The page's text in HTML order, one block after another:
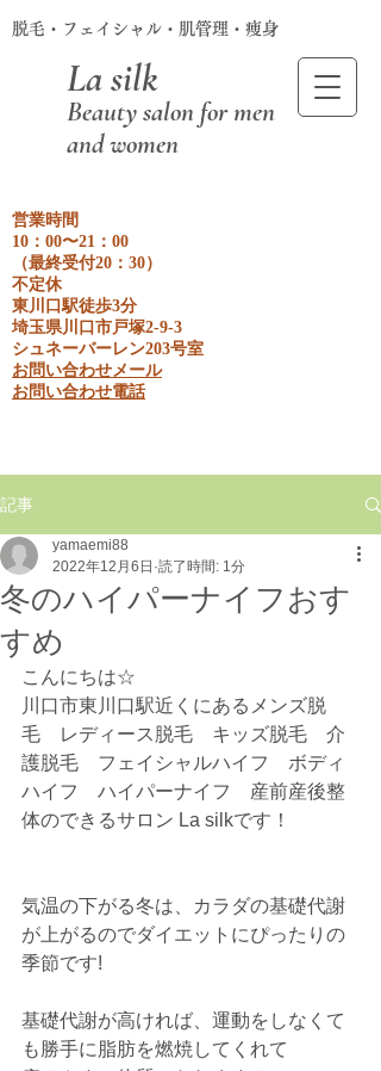
脱毛・フェイシャル・肌管理・痩身
La silk
Beauty salon for men
and women
営業時間
10：00〜21：00
​（最終受付20：30）
不定休
東川口駅徒歩3分
埼玉県川口市戸塚2-9-3
​シュネーバーレン203号室
お問い合わせメール
​お問い合わせ電話
記事
冬のハイパーナイフおす
すめ
yamaemi88
2022年12月6日 読了時間: 1分
こんにちは☆
川口市東川口駅近くにあるメンズ脱
毛　レディース脱毛　キッズ脱毛　介
護脱毛　フェイシャルハイフ　ボディ
ハイフ　ハイパーナイフ　産前産後整
体のできるサロン La silkです！
気温の下がる冬は、カラダの基礎代謝
が上がるのでダイエットにぴったりの
季節です!
基礎代謝が高ければ、運動をしなくて
も勝手に脂肪を燃焼してくれて